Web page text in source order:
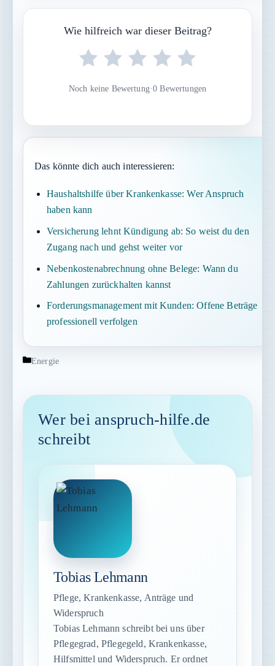
Wie hilfreich war dieser Beitrag?
Noch keine Bewertung·0 Bewertungen
Das könnte dich auch interessieren:
Haushaltshilfe über Krankenkasse: Wer Anspruch
haben kann
Versicherung lehnt Kündigung ab: So weist du den
Zugang nach und gehst weiter vor
Nebenkostenabrechnung ohne Belege: Wann du
Zahlungen zurückhalten kannst
Forderungsmanagement mit Kunden: Offene Beträge
professionell verfolgen
Kategorien
Energie
Wer bei anspruch-hilfe.de
schreibt
Tobias Lehmann
Pflege, Krankenkasse, Anträge und
Widerspruch
Tobias Lehmann schreibt bei uns über
Pflegegrad, Pflegegeld, Krankenkasse,
Hilfsmittel und Widerspruch. Er ordnet